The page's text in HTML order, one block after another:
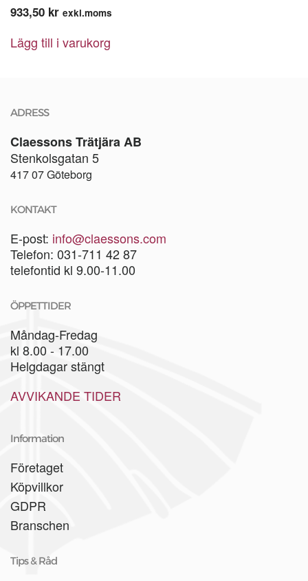
933,50 kr exkl.moms
Lägg till i varukorg
ADRESS
Claessons Trätjära AB
Stenkolsgatan 5
417 07 Göteborg
KONTAKT
E-post: info@claessons.com
Telefon: 031-711 42 87
telefontid kl 9.00-11.00
ÖPPETTIDER
Måndag-Fredag
kl 8.00 - 17.00
Helgdagar stängt
AVVIKANDE TIDER
Information
Företaget
Köpvillkor
GDPR
Branschen
Tips & Råd